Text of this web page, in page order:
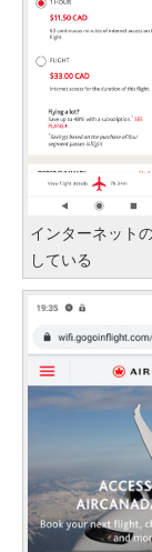
インターネット
している